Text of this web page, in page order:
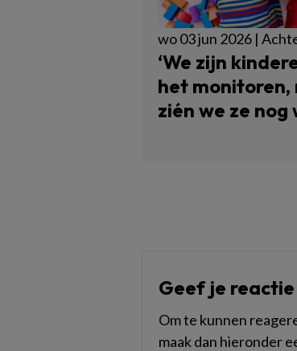
wo 03 jun 2026 |
‘We zijn
het monitoren,
zién we ze nog
Geef je reactie
Om te kunnen
maak dan hieronder